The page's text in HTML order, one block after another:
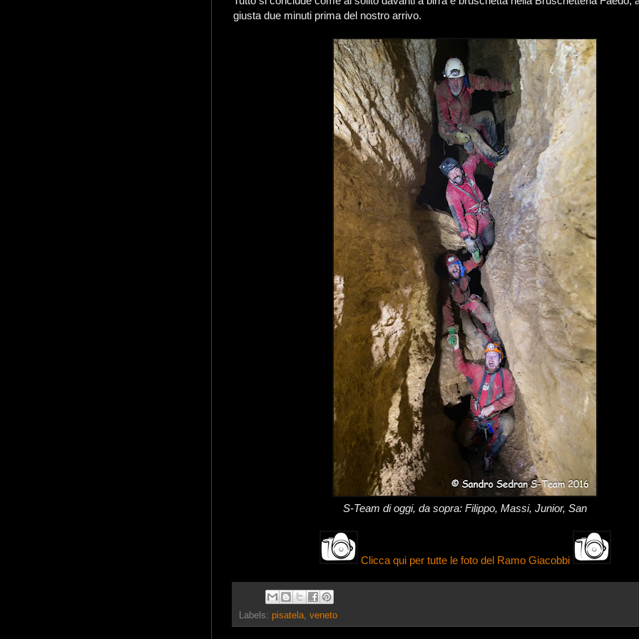
giusta due minuti prima del nostro arrivo.
S-Team di oggi, da sopra: Filippo, Massi, Junior, San
Clicca qui per tutte le foto del Ramo Giacobbi
Labels: pisatela, veneto